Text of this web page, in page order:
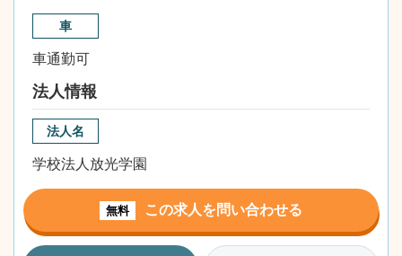
車
車通勤可
法人情報
法人名
学校法人放光学園
無料 この求人を問い合わせる